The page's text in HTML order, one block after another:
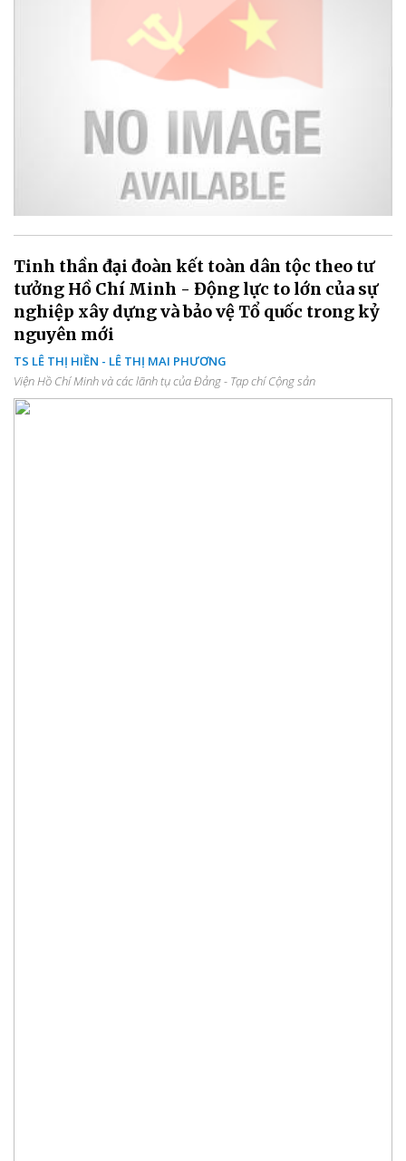
Tinh thần đại đoàn kết toàn dân tộc theo tư
tưởng Hồ Chí Minh - Động lực to lớn của sự
nghiệp xây dựng và bảo vệ Tổ quốc trong kỷ
nguyên mới
TS LÊ THỊ HIỀN - LÊ THỊ MAI PHƯƠNG
Viện Hồ Chí Minh và các lãnh tụ của Đảng - Tạp chí Cộng sản